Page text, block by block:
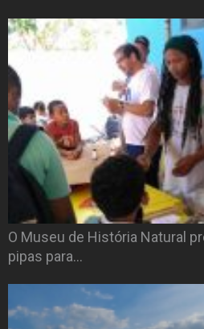
O Museu de História Natural
pipas para…